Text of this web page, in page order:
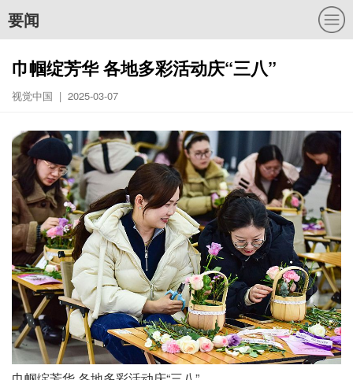
要闻
巾帼绽芳华 各地多彩活动庆“三八”
视觉中国 | 2025-03-07